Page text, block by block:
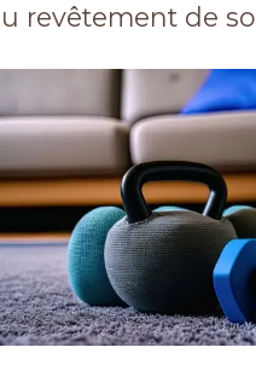
revêtement de sol